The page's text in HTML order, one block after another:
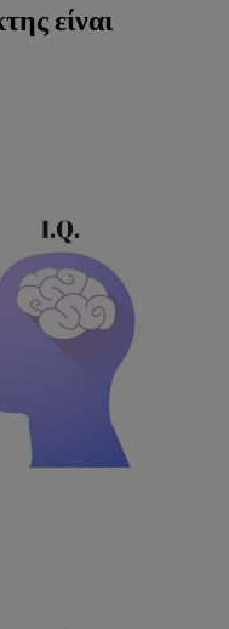
είναι